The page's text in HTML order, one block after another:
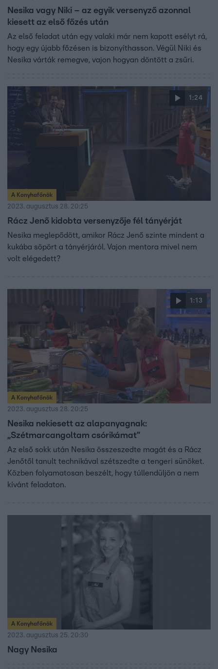
Nesika vagy Niki – az egyik versenyző azonnal
kiesett az első főzés után
Az első feladat után egy valaki már nem kapott esélyt rá,
hogy egy újabb főzésen is bizonyíthasson. Végül Niki és
Nesika várták remegve, vajon hogyan döntött a zsűri.
1:24
A Konyhafőnök
2023. augusztus 28. 20:25
Rácz Jenő kidobta versenyzője fél tányérját
Nesika meglepődött, amikor Rácz Jenő szinte mindent a
kukába söpört a tányérjáról. Vajon mentora mivel nem
volt elégedett?
1:13
A Konyhafőnök
2023. augusztus 28. 20:25
Nesika nekiesett az alapanyagnak:
„Szétmarcangoltam csórikámat”
Az első sokk után Nesika összeszedte magát és a Rácz
Jenőtől tanult technikával szétszedte a tengeri sünöket.
Közben folyamatosan beszélt, hogy túllendüljön a nem
kívánt feladaton.
A Konyhafőnök
2023. augusztus 25. 20:30
Nagy Nesika